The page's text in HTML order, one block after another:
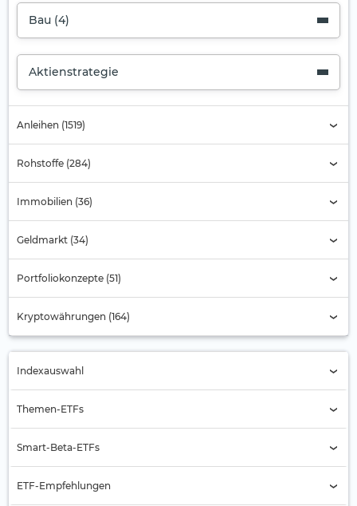
Bau (4)
Aktienstrategie
Anleihen (1519)
Rohstoffe (284)
Immobilien (36)
Geldmarkt (34)
Portfoliokonzepte (51)
Kryptowährungen (164)
Indexauswahl
Indexauswahl
Themen-ETFs
Automobilbranche
Banken
Smart-Beta-ETFs
ETF-Empfehlungen